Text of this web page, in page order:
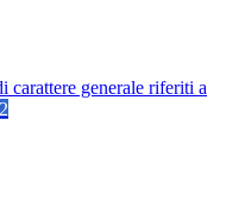
carattere generale riferiti a
2